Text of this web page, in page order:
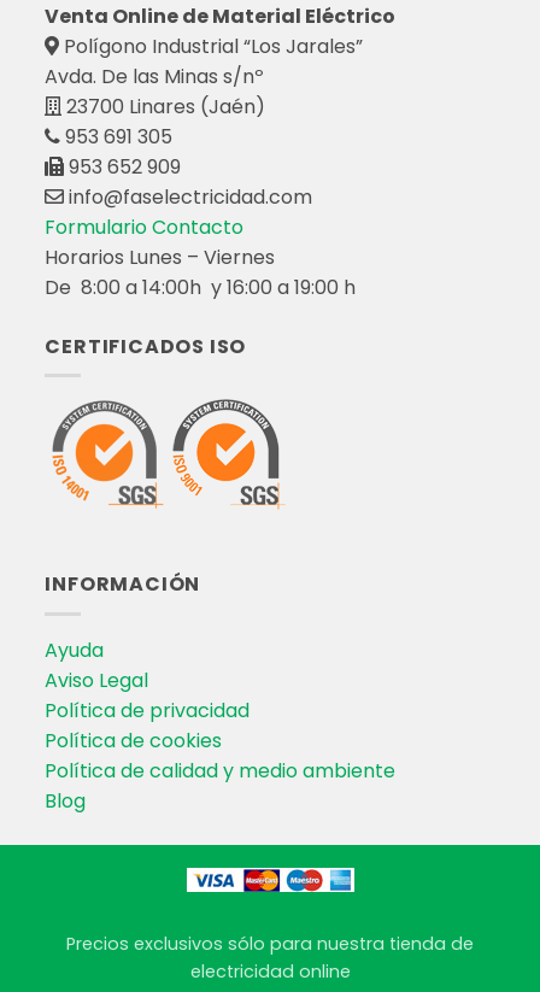
Venta Online de Material Eléctrico
Polígono Industrial “Los Jarales”
Avda. De las Minas s/nº
23700 Linares (Jaén)
953 691 305
953 652 909
info@faselectricidad.com
Formulario Contacto
Horarios Lunes – Viernes
De 8:00 a 14:00h y 16:00 a 19:00 h
CERTIFICADOS ISO
INFORMACIÓN
Ayuda
Aviso Legal
Política de privacidad
Política de cookies
Política de calidad y medio ambiente
Blog
Precios exclusivos sólo para nuestra tienda de
electricidad online